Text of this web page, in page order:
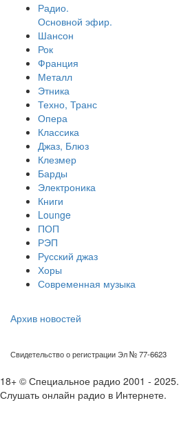
Радио.
Основной эфир.
Шансон
Рок
Франция
Металл
Этника
Техно, Транс
Опера
Классика
Джаз, Блюз
Клезмер
Барды
Электроника
Книги
Lounge
ПОП
РЭП
Русский джаз
Хоры
Современная музыка
Архив новостей
Свидетельство о регистрации Эл № 77-6623
18+ © Специальное радио 2001 - 2025.
Слушать онлайн радио в Интернете.